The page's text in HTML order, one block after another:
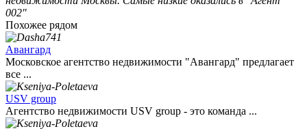
Похожее рядом
Авангард
Московское агентство недвижимости "Авангард" предлагает
все ...
USV group
Агентство недвижимости USV group - это команда ...